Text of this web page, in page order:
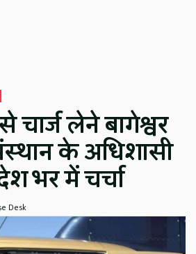
चार्ज लेने बागेश्वर
के अधिशासी
भर में चर्चा
Desk